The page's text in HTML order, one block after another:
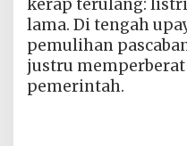
kerap terulang:
lama. Di tengah
pemulihan
justru memperberat
pemerintah.